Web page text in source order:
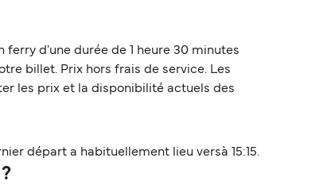
ferry d'une durée de 1 heure 30 minutes
billet. Prix hors frais de service. Les
les prix et la disponibilité actuels des
départ a habituellement lieu versà 15:15.